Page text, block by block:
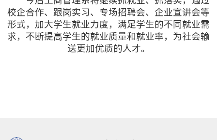
校企合作、跟岗实习、专场招聘会、企业宣讲会等
形式，加大学生就业力度，满足学生的不同就业需
求，不断提高学生的就业质量和就业率，为社会输
送更加优质的人才。